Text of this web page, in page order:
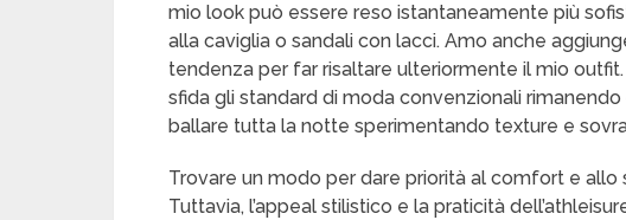
mio look può essere reso istantaneamente più
alla caviglia o sandali con lacci. Amo anche
tendenza per far risaltare ulteriormente il mio
sfida gli standard di moda convenzionali
ballare tutta la notte sperimentando texture e
Trovare un modo per dare priorità al comfort e allo
Tuttavia, l’appeal stilistico e la praticità